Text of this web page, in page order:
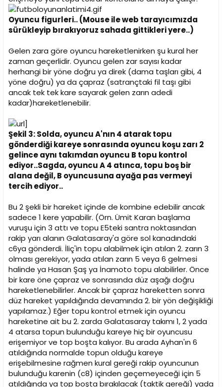
Oyuncu figurleri.. (Mouse ile web tarayıcımızda
sürükleyip bırakıyoruz sahada gittikleri yere..)
Gelen zara göre oyuncu hareketlenirken şu kural her
zaman geçerlidir. Oyuncu gelen zar sayısı kadar
herhangi bir yöne doğru ya direk (dama taşları gibi, 4
yöne doğru) ya da çapraz (satrançtaki fil taşı gibi
ancak tek tek kare sayarak gelen zarın adedi
kadar)hareketlenebilir.
Şekil 3: Solda, oyuncu A'nın 4 atarak topu
gönderdiği kareye sonrasında oyuncu koşu zarı 2
gelince aynı takımdan oyuncu B topu kontrol
ediyor..Sagda, oyuncu A 4 atınca, topu boş bir
alana değil, B oyuncusuna ayağa pas vermeyi
tercih ediyor..
Bu 2 şekli bir hareket içinde de kombine edebilir ancak
sadece 1 kere yapabilir. (Örn. Ümit Karan başlama
vuruşu için 3 attı ve topu E5teki santra noktasından
rakip yarı alanın Galatasaray'a göre sol kanadındaki
c6ya gönderdi. İliç'in topu alabilmek için atılan 2. zarın 3
olması gerekiyor, yada atılan zarın 5 veya 6 gelmesi
halinde ya Hasan Şaş ya İnamoto topu alabilirler. Önce
bir kare öne çapraz ve sonrasında düz aşağı doğru
hareketlenebilirler. Ancak bir çapraz hareketten sonra
düz hareket yapıldığında devamında 2. bir yön değişikliği
yapılamaz.) Eğer topu kontrol etmek için oyuncu
hareketine ait bu 2. zarda Galatasaray takımı 1, 2 yada
4 atarsa topun bulunduğu kareye hiç bir oyuncusu
erişemiyor ve top boşta kalıyor. Bu arada Ayhan'ın 6
atıldığında normalde topun olduğu kareye
erişebilmesine rağmen kural gereği rakip oyuncunun
bulunduğu karenin (c8) içinden geçemeyeceği için 5
atıldığında ya top boşta bırakılacak (taktik gereği) yada